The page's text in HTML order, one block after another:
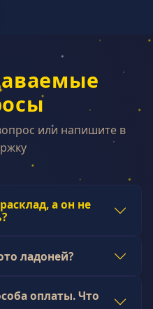
или напишите в
а он не
ладоней?
оплаты. Что